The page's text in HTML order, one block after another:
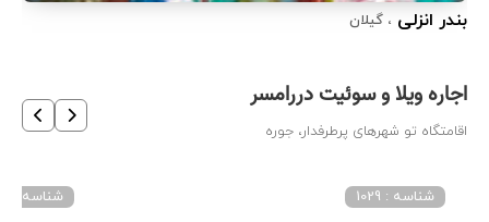
بندر انزلی ، گیلان
اجاره ویلا و سوئیت دررامسر
اقامتگاه تو شهرهای پرطرفدار، جوره
شناسه : 1029 شناسه : 3071